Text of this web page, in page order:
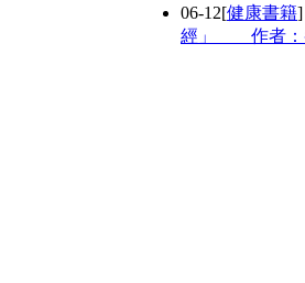
06-12[健康書籍
經」 作者：